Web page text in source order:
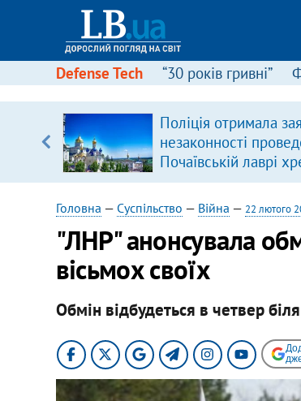
Defense Tech “30 років гривні”
Поліція отримала
незаконності
Почаївській лаврі
Головна — Суспільство — Війна — 22 лютого
"ЛНР" анонсувала
вісьмох своїх
Обмін відбудеться в четвер